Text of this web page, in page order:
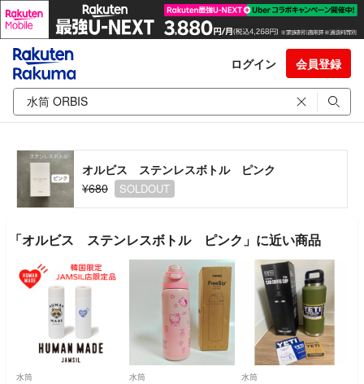
ログイン 会員登録
オルビス ステンレスボトル ピンク
¥680
SOLDOUT
「オルビス ステンレスボトル ピンク」に近い商品
水筒 水筒 水筒